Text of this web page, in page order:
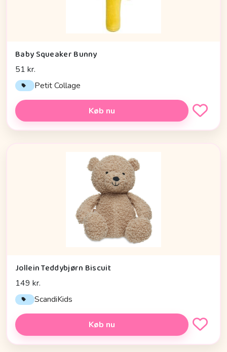
Baby Squeaker Bunny
51 kr.
Petit Collage
Køb nu
Jollein Teddybjørn Biscuit
149 kr.
ScandiKids
Køb nu